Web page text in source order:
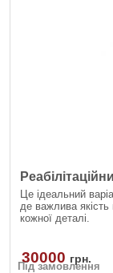
Це ідеальний
де важлива якість
кожної деталі.
30000 грн.
Під замовлення